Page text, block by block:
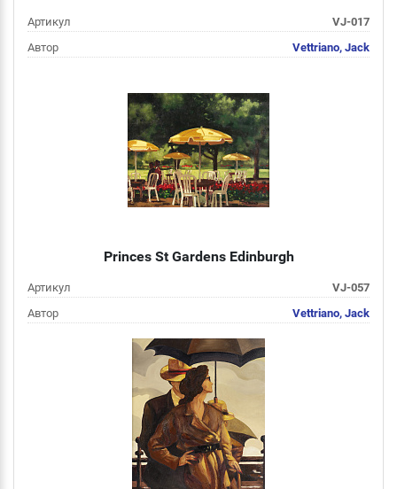
Артикул
VJ-017
Автор
Vettriano, Jack
Подробнее
Princes St Gardens Edinburgh
Артикул
VJ-057
Автор
Vettriano, Jack
Подробнее